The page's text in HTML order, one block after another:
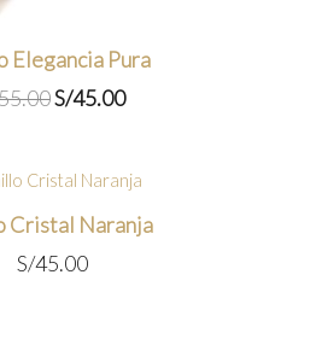
Elegancia Pura
El
era:
S/45.00El
es:
Cristal Naranja
S/45.00